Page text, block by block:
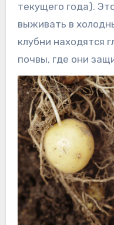
текущего года).
выживать в
клубни находятся
почвы, где они